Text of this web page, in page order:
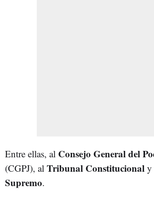
Entre ellas, al Consejo General del
(CGPJ), al Tribunal Constitucional y
Supremo.